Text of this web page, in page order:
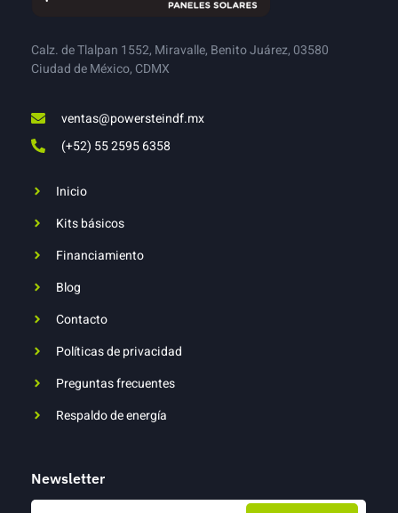
Calz. de Tlalpan 1552, Miravalle, Benito Juárez, 03580
Ciudad de México, CDMX
ventas@powersteindf.mx
(+52) 55 2595 6358
Inicio
Kits básicos
Financiamiento
Blog
Contacto
Políticas de privacidad
Preguntas frecuentes
Respaldo de energía
Newsletter